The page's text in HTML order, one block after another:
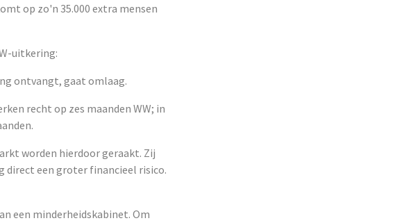
op zo'n 35.000 extra mensen
uitkering:
ontvangt, gaat omlaag.
recht op zes maanden WW; in
worden hierdoor geraakt. Zij
direct een groter financieel risico.
een minderheidskabinet. Om